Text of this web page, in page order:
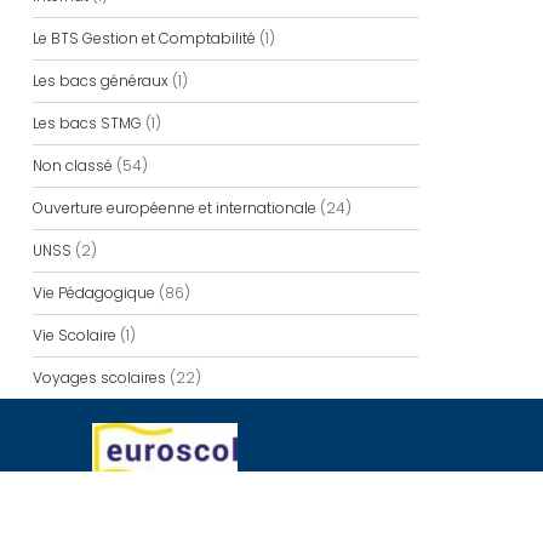
Le BTS Gestion et Comptabilité (1)
Les bacs généraux (1)
Les bacs STMG (1)
Non classé (54)
Ouverture européenne et internationale (24)
UNSS (2)
Vie Pédagogique (86)
Vie Scolaire (1)
Voyages scolaires (22)